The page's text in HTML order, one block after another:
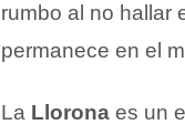
rumbo al no hallar
permanece en el
La Llorona es un